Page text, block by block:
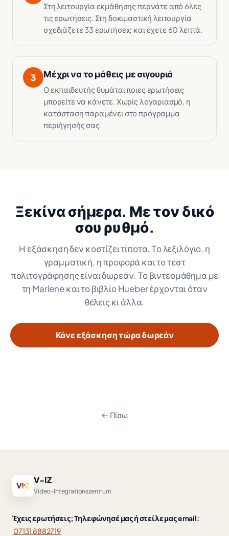
Στη λειτουργία εκμάθησης περνάτε από όλες
τις ερωτήσεις. Στη δοκιμαστική λειτουργία
σχεδιάζετε 33 ερωτήσεις και έχετε 60 λεπτά.
3 Μέχρι να το μάθεις με σιγουριά
Ο εκπαιδευτής θυμάται ποιες ερωτήσεις
μπορείτε να κάνετε. Χωρίς λογαριασμό, η
κατάσταση παραμένει στο πρόγραμμα
περιήγησής σας.
Ξεκίνα σήμερα. Με τον δικό
σου ρυθμό.
Η εξάσκηση δεν κοστίζει τίποτα. Το λεξιλόγιο, η
γραμματική, η προφορά και το τεστ
πολιτογράφησης είναι δωρεάν. Το βιντεομάθημα με
τη Marlene και το βιβλίο Hueber έρχονται όταν
θέλεις κι άλλα.
Κάνε εξάσκηση τώρα δωρεάν
← Πίσω
V-IZ
Video-Integrationszentrum
Έχεις ερωτήσεις; Τηλεφώνησέ μας ή στείλε μας email:
07131 8882719